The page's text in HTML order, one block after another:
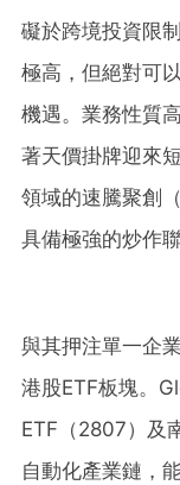
礙於跨境投資限
極高，但絕對可
機遇。業務性質
著天價掛牌迎來
領域的速騰聚創
具備極強的炒作
與其押注單一企
港股ETF板塊。
ETF（2807）及
自動化產業鏈，